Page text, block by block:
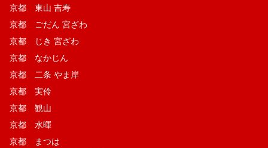
京都 東山 吉寿
京都 ごだん 宮ざわ
京都 じき 宮ざわ
京都 なかじん
京都 二条 やま岸
京都 実伶
京都 観山
京都 水暉
京都 まつは